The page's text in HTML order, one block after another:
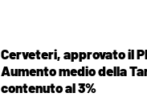
Cerveteri, approvato il
Aumento medio della
contenuto al 3%